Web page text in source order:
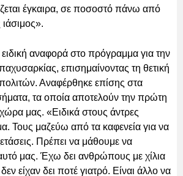
έγκαιρα, σε ποσοστό πάνω από
αναφορά στο πρόγραμμα για την
επισημαίνοντας τη θετική
Αναφέρθηκε επίσης στα
τα οποία αποτελούν την πρώτη
μας. «Ειδικά στους άντρες
Τους μαζεύω από τα καφενεία για να
Πρέπει να μάθουμε να
μας. Έχω δει ανθρώπους με χίλια
είχαν δει ποτέ γιατρό. Είναι άλλο να